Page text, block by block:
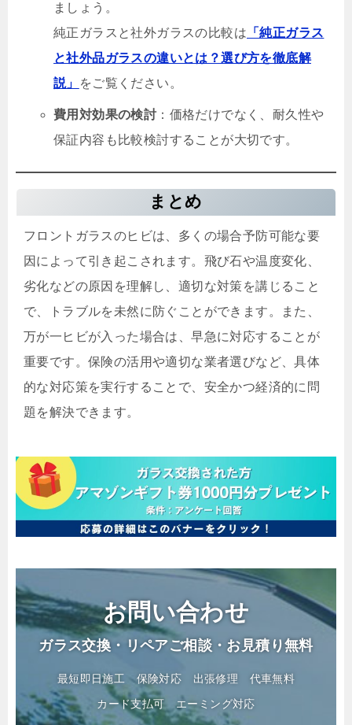
ましょう。
純正ガラスと社外ガラスの比較は 「純正ガラス
と社外品ガラスの違いとは？選び方を徹底解
説」
をご覧ください。
費用対効果の検討 ：価格だけでなく、耐久性や
保証内容も比較検討することが大切です。
まとめ
フロントガラスのヒビは、多くの場合予防可能な要
因によって引き起こされます。飛び石や温度変化、
劣化などの原因を理解し、適切な対策を講じること
で、トラブルを未然に防ぐことができます。また、
万が一ヒビが入った場合は、早急に対応することが
重要です。保険の活用や適切な業者選びなど、具体
的な対応策を実行することで、安全かつ経済的に問
題を解決できます。
お問い合わせ
ガラス交換・リペアご相談・お見積り無料
最短即日施工 保険対応 出張修理
代車無料
カード支払可
エーミング対応